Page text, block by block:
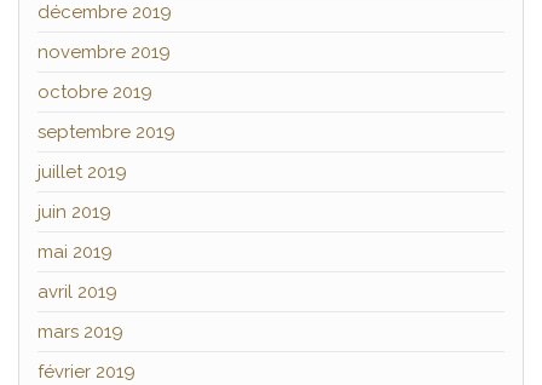
décembre 2019
novembre 2019
octobre 2019
septembre 2019
juillet 2019
juin 2019
mai 2019
avril 2019
mars 2019
février 2019